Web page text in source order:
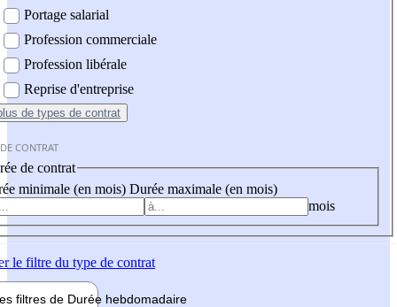
Portage salarial
Profession commerciale
Profession libérale
Reprise d'entreprise
de types de contrat
CONTRAT
de contrat
minimale (en mois) Durée maximale (en mois)
mois
le filtre du type de contrat
filtres de Durée hebdomadaire